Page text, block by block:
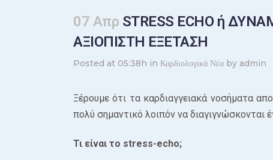
07 Απρ STRESS ECHO ή
ΑΞΙΟΠΙΣΤΗ ΕΞΕΤΑΣΗ
Posted at 05:38h in Καρδιολογικά Νέα by admin
Ξέρουμε ότι τα καρδιαγγειακά νοσήματα
πολύ σημαντικό λοιπόν να
Τι είναι το stress-echo;